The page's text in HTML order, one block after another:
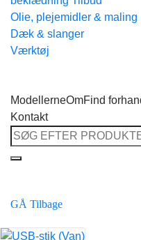
Olie, plejemidler & maling
Dæk & slanger
Værktøj
ModellerneOmFind
Kontakt
Søg
efter:
GÅ Tilbage